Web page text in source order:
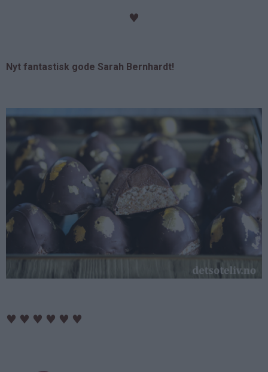
♥
Nyt fantastisk gode Sarah Bernhardt!
♥ ♥ ♥ ♥ ♥ ♥